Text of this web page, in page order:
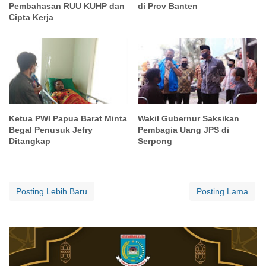
Pembahasan RUU KUHP dan
Cipta Kerja
di Prov Banten
Ketua PWI Papua Barat Minta
Begal Penusuk Jefry
Ditangkap
Wakil Gubernur Saksikan
Pembagia Uang JPS di
Serpong
Posting Lebih Baru Posting Lama